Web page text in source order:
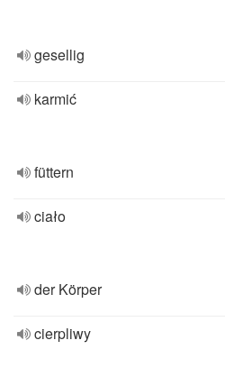
gesellig
karmić
füttern
ciało
der Körper
cierpliwy